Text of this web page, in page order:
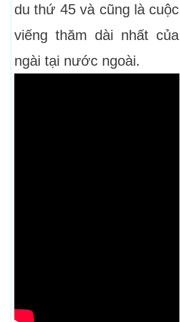
du thứ 45 và cũng là cuộc
viếng thăm dài nhất của
ngài tại nước ngoài.